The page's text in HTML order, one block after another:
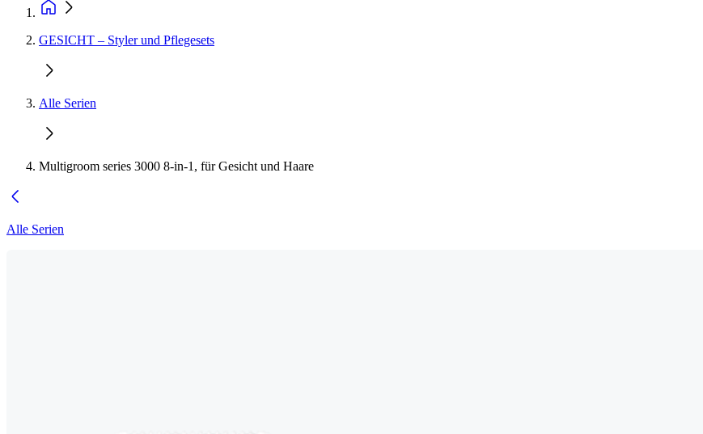
GESICHT – Styler und Pflegesets
Alle Serien
Multigroom series 3000 8-in-1, für Gesicht und Haare
Alle Serien